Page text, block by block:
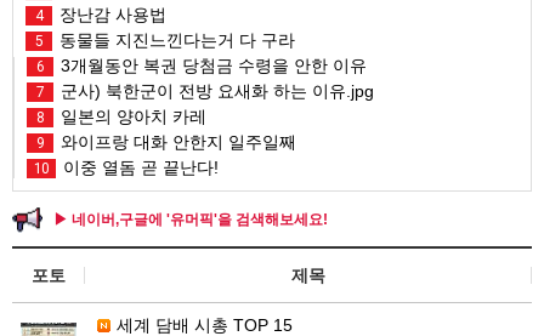
4 장난감 사용법
5 동물들 지진느낀다는거 다 구라
6 3개월동안 복권 당첨금 수령을 안한 이유
7 군사) 북한군이 전방 요새화 하는 이유.jpg
8 일본의 양아치 카레
9 와이프랑 대화 안한지 일주일째
10 이중 열돔 곧 끝난다!
▶ 네이버,구글에 '유머픽'을 검색해보세요!
포토 제목
세계 담배 시총 TOP 15